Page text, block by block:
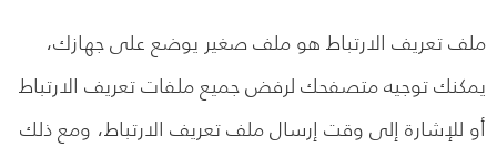
ملف تعريف الارتباط هو ملف صغير يوضع على جهازك،
يمكنك توجيه متصفحك لرفض جميع ملفات تعريف الارتباط
أو للإشارة إلى وقت إرسال ملف تعريف الارتباط، ومع ذلك